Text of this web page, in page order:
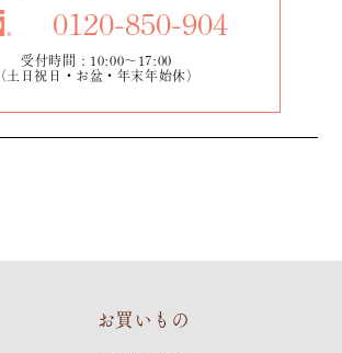
0120-850-904
受付時間：10:00～17:00
（土日祝日・お盆・年末年始休）
お買いもの